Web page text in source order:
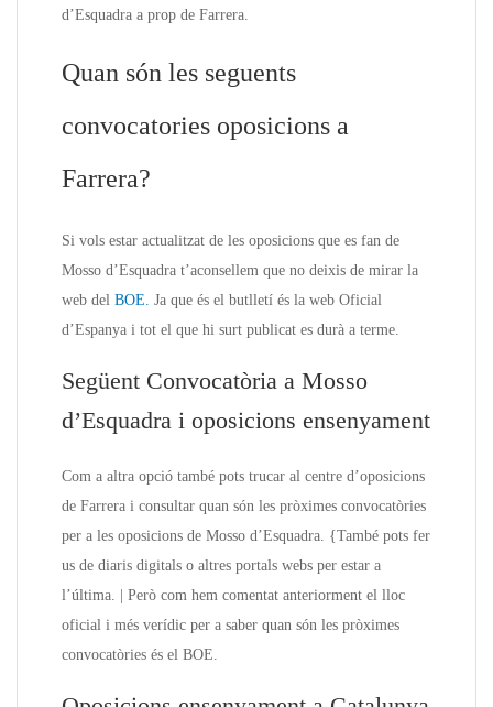
d’Esquadra a prop de Farrera.
Quan són les seguents
convocatories oposicions a
Farrera?
Si vols estar actualitzat de les oposicions que es fan de
Mosso d’Esquadra t’aconsellem que no deixis de mirar la
web del BOE. Ja que és el butlletí és la web Oficial
d’Espanya i tot el que hi surt publicat es durà a terme.
Següent Convocatòria a Mosso
d’Esquadra i oposicions ensenyament
Com a altra opció també pots trucar al centre d’oposicions
de Farrera i consultar quan són les pròximes convocatòries
per a les oposicions de Mosso d’Esquadra. {També pots fer
us de diaris digitals o altres portals webs per estar a
l’última. | Però com hem comentat anteriorment el lloc
oficial i més verídic per a saber quan són les pròximes
convocatòries és el BOE.